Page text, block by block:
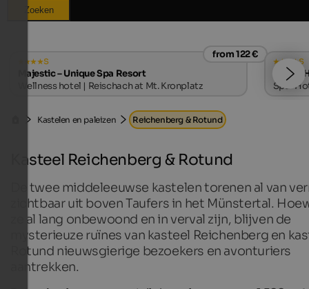
Zoeken
s
from 122 €
Majestic – Unique Spa Resort
Wellness hotel | Reischach at Mt. Kronplatz
s
Spa-
Kastelen en paleizen Reichenberg & Rotund
Kasteel Reichenberg & Rotund
De twee middeleeuwse kastelen torenen al van
zichtbaar uit boven Taufers in het Münstertal.
ze al lang onbewoond en in verval zijn, blijven de
mysterieuze ruïnes van kasteel Reichenberg en
Rotund nieuwsgierige bezoekers en avonturiers
aantrekken.